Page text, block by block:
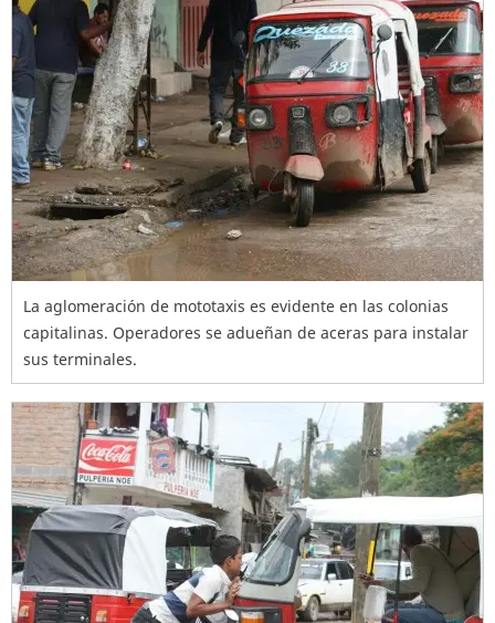
La aglomeración de mototaxis es evidente en las colonias
capitalinas. Operadores se adueñan de aceras para instalar
sus terminales.